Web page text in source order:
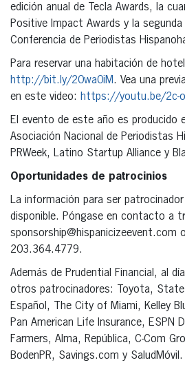
edición anual de Tecla Awards, la
Positive Impact Awards y la segunda
Conferencia de Periodistas
Para reservar una habitación de
http://bit.ly/20wa0iM. Vea una
en este video: https://youtu.be/2c-
El evento de este año es producido
Asociación Nacional de Periodistas
PRWeek, Latino Startup Alliance y
Oportunidades de patrocinios
La información para ser
disponible. Póngase en contacto a
sponsorship@hispanicizeevent.com
203.364.4779.
Además de Prudential Financial, al
otros patrocinadores: Toyota, State
Español, The City of Miami, Kelley
Pan American Life Insurance, ESPN
Farmers, Alma, República, C-Com
BodenPR, Savings.com y SaludMóvil.